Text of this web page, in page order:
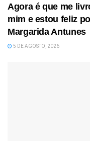
Agora é que me
mim e estou feliz
Margarida Antunes
5 DE AGOSTO, 2026